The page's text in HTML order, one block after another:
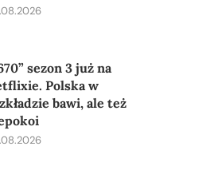
sezon 3 już na
Polska w
bawi, ale też